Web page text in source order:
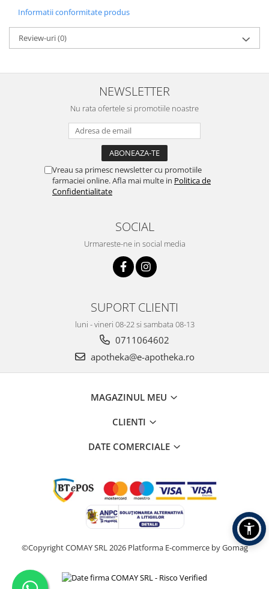
Informatii conformitate produs
Review-uri(0)
NEWSLETTER
Nu rata ofertele si promotiile noastre
Vreau sa primesc newsletter cu promotiile
farmaciei online. Afla mai multe in Politica de
Confidentialitate
SOCIAL
Urmareste-ne in social media
SUPORT CLIENTI
luni - vineri 08-22 si sambata 08-13
0711064602
apotheka@e-apotheka.ro
MAGAZINUL MEU
CLIENTI
DATE COMERCIALE
©Copyright COMAY SRL 2026 Platforma E-commerce by Gomag